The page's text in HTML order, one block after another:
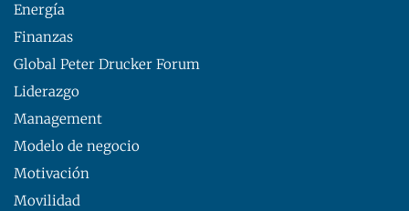
Energía
Finanzas
Global Peter Drucker Forum
Liderazgo
Management
Modelo de negocio
Motivación
Movilidad